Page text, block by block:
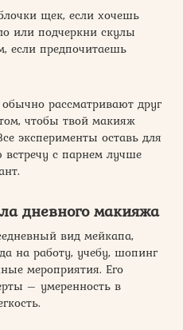
щек, если хочешь
или подчеркни скулы
если предпочитаешь
рассматривают друг
чтобы твой макияж
эксперименты оставь для
встречу с парнем лучше
дневного макияжа
вид мейкапа,
на работу, учебу, шопинг
мероприятия. Его
– умеренность в